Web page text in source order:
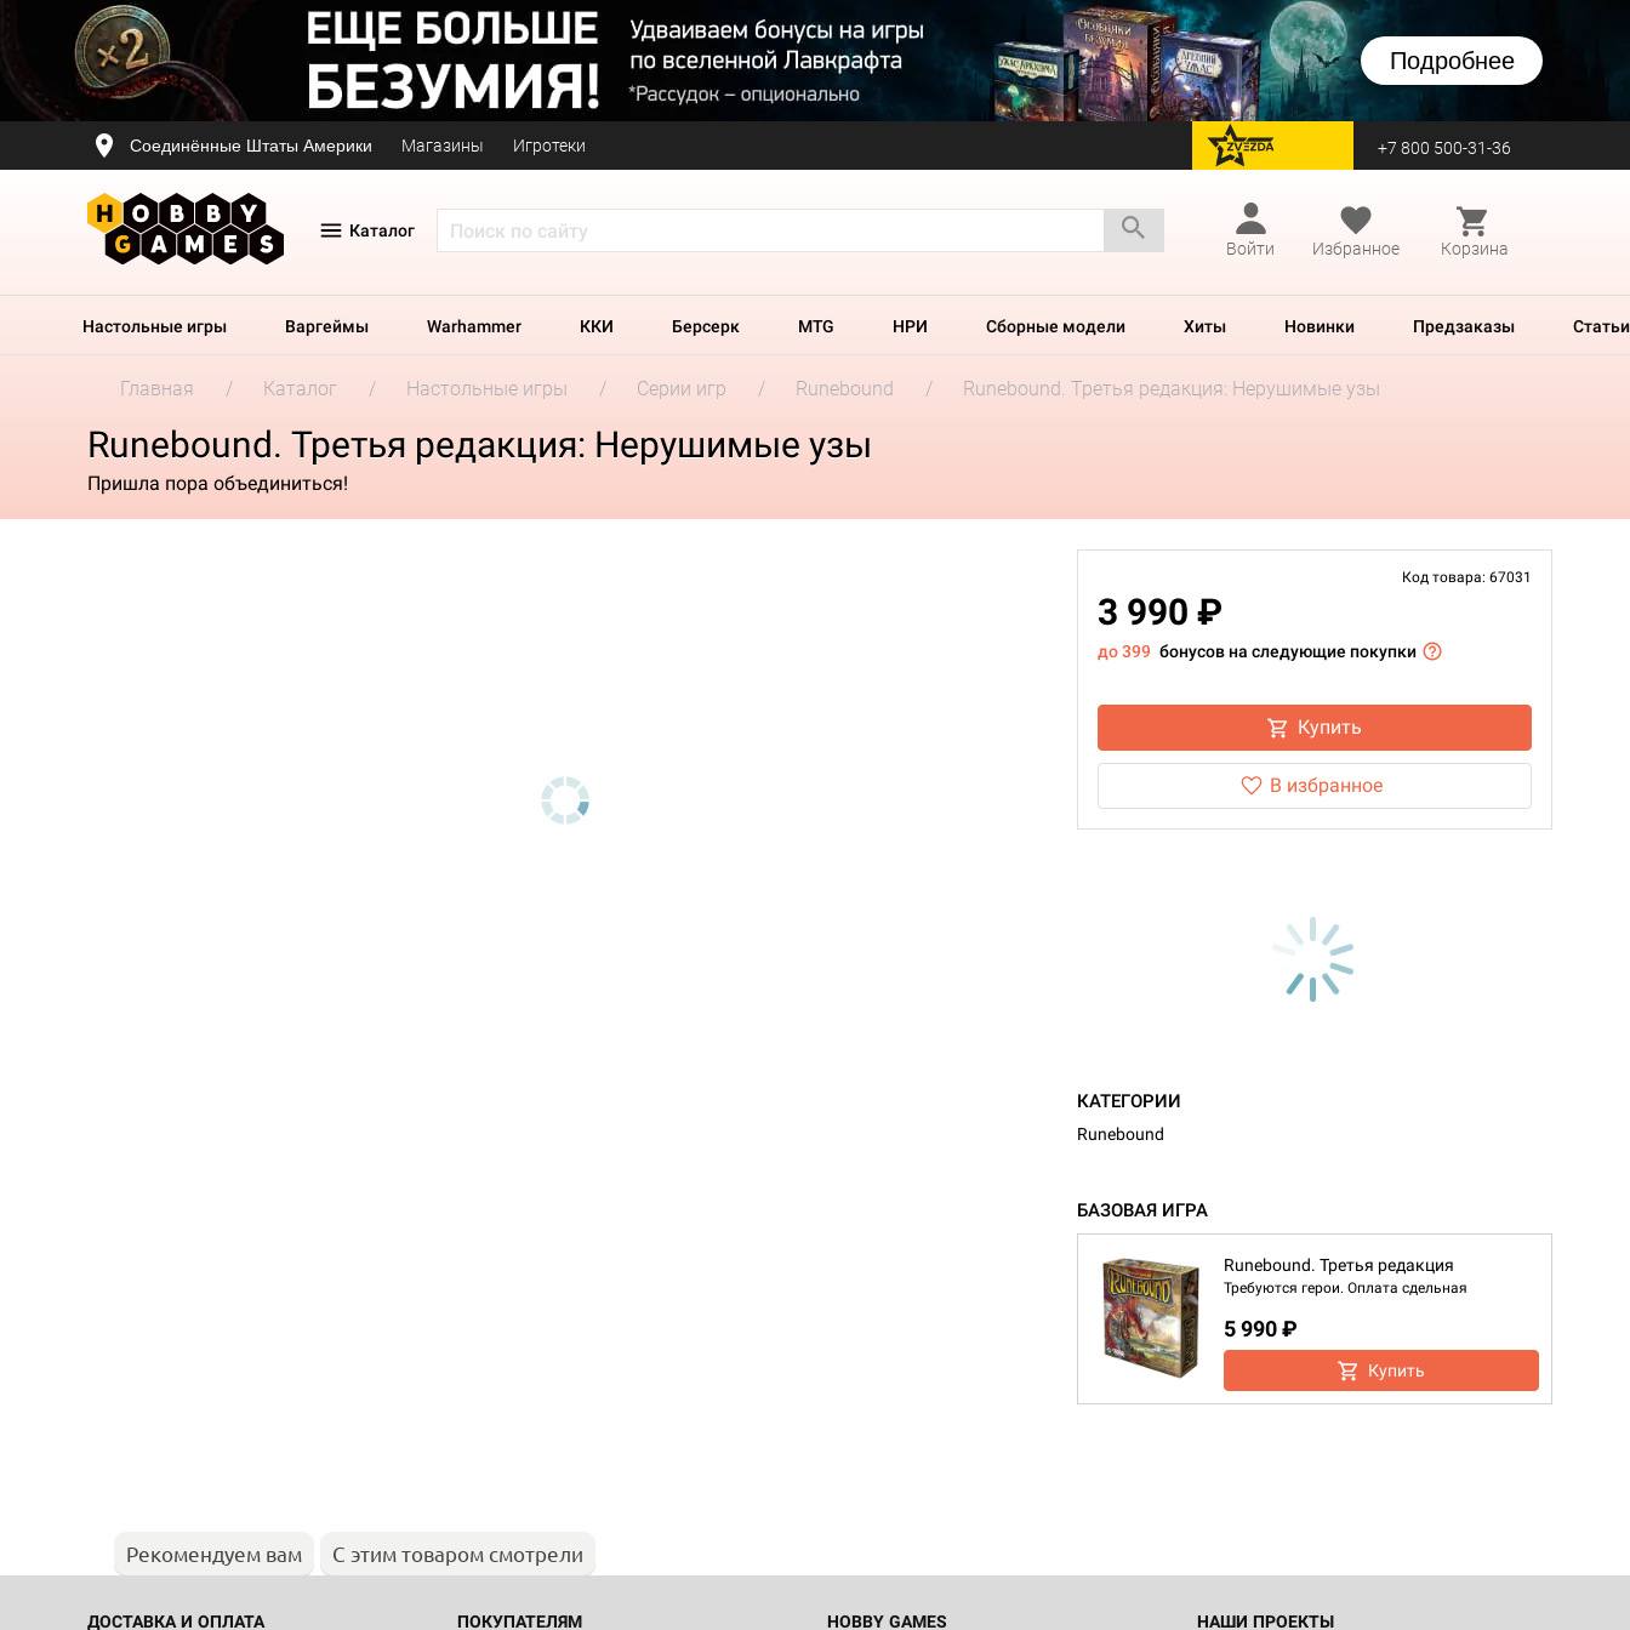
Подробнее
Соединённые Штаты Америки Магазины Игротеки перейти на Zvezda +7 800 500-31-36
Каталог
Войти
Избранное Корзина
Настольные игры Варгеймы Warhammer ККИ Берсерк MTG НРИ Сборные модели Хиты Новинки Предзаказы Статьи
Главная Каталог Настольные игры Серии игр Runebound Runebound. Третья редакция: Нерушимые узы
Runebound. Третья редакция: Нерушимые узы
Пришла пора объединиться!
Код товара: 67031
3 990 ₽
до 399 бонусов на следующие покупки
Купить
В избранное
КАТЕГОРИИ
Runebound
БАЗОВАЯ ИГРА
Runebound. Третья редакция
Требуются герои. Оплата сдельная
5 990 ₽
Купить
Рекомендуем вам С этим товаром смотрели
ДОСТАВКА И ОПЛАТА ПОКУПАТЕЛЯМ HOBBY GAMES НАШИ ПРОЕКТЫ